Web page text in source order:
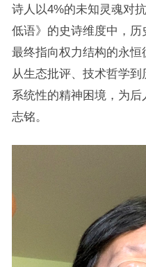
诗人以4%的未知灵魂对
低语》的史诗维度中，历
最终指向权力结构的永恒
从生态批评、技术哲学
系统性的精神困境，为
志铭。